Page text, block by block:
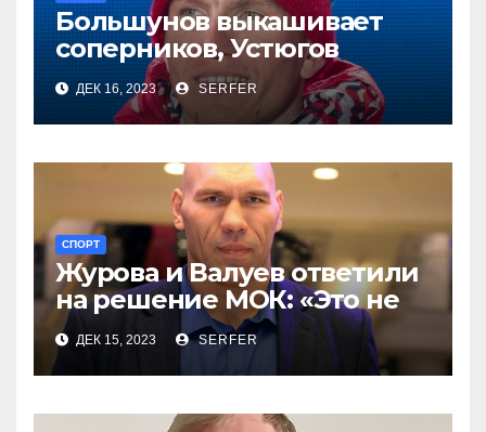
Большунов выкашивает
соперников, Устюгов
просит понимания,
Степанова проиграла
ДЕК 16, 2023 SERFER
СПОРТ
Журова и Валуев ответили
на решение МОК: «Это не
про СВО вопрос»
ДЕК 15, 2023 SERFER